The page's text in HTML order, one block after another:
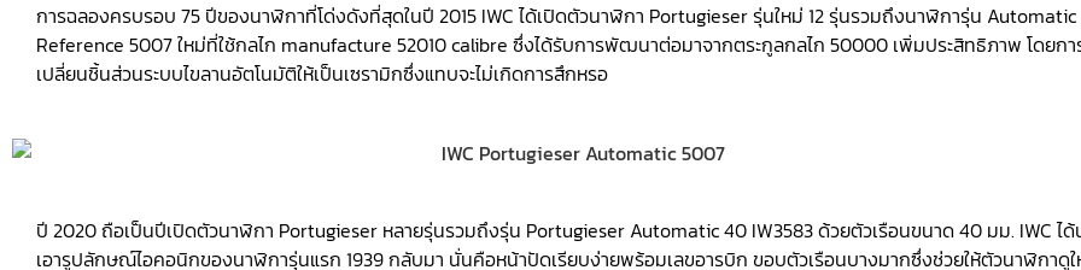
การฉลองครบรอบ 75 ปีของนาฬิกาที่โด่งดังที่สุดในปี 2015 IWC ได้เปิดตัวนาฬิกา Portugieser รุ่นใหม่ 12 รุ่นรวมถึงนาฬิการุ่น Automatic
Reference 5007 ใหม่ที่ใช้กลไก manufacture 52010 calibre ซึ่งได้รับการพัฒนาต่อมาจากตระกูลกลไก 50000 เพิ่มประสิทธิภาพ โดยกา
เปลี่ยนชิ้นส่วนระบบไขลานอัตโนมัติให้เป็นเซรามิกซึ่งแทบจะไม่เกิดการสึกหรอ
ปี 2020 ถือเป็นปีเปิดตัวนาฬิกา Portugieser หลายรุ่นรวมถึงรุ่น Portugieser Automatic 40 IW3583 ด้วยตัวเรือนขนาด 40 มม. IWC ได้
เอารูปลักษณ์ไอคอนิกของนาฬิการุ่นแรก 1939 กลับมา นั่นคือหน้าปัดเรียบง่ายพร้อมเลขอารบิก ขอบตัวเรือนบางมากซึ่งช่วยให้ตัวนาฬิกาดู